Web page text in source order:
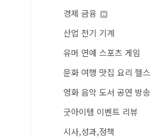
경제 금융
산업 전기 기계
유머 연예 스포츠 게임
문화 여행 맛집 요리 헬스
영화 음악 도서 공연 방송
굿아이템 이벤트 리뷰
시사,성과,정책